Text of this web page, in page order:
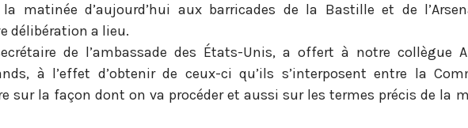
matinée d’aujourd’hui aux barricades de la Bastille et de
délibération a lieu.
de l’ambassade des États-Unis, a offert à notre collègue
à l’effet d’obtenir de ceux-ci qu’ils s’interposent entre la
sur la façon dont on va procéder et aussi sur les termes précis de la